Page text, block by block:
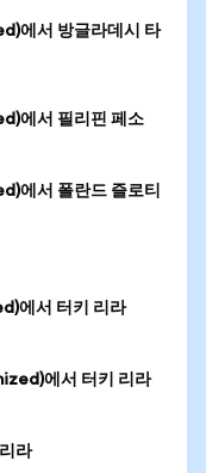
에서 방글라데시 타
에서 필리핀 페소
에서 폴란드 즐로티
에서 터키 리라
에서 터키 리라
라